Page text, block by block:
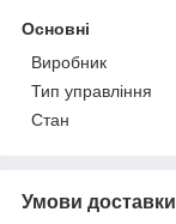
Основні
Виробник
Тип управління
Стан
Умови доставки